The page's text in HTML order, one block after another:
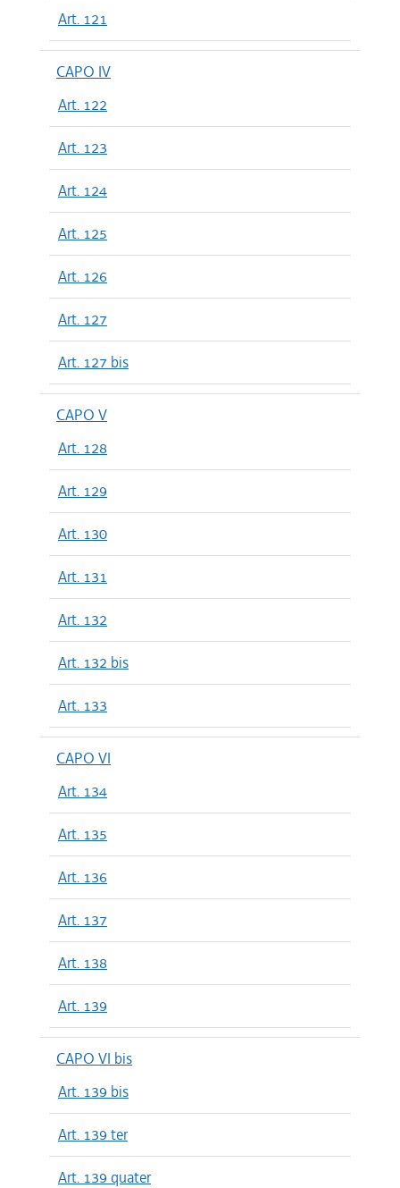
Art. 121
CAPO IV
Art. 122
Art. 123
Art. 124
Art. 125
Art. 126
Art. 127
Art. 127 bis
CAPO V
Art. 128
Art. 129
Art. 130
Art. 131
Art. 132
Art. 132 bis
Art. 133
CAPO VI
Art. 134
Art. 135
Art. 136
Art. 137
Art. 138
Art. 139
CAPO VI bis
Art. 139 bis
Art. 139 ter
Art. 139 quater